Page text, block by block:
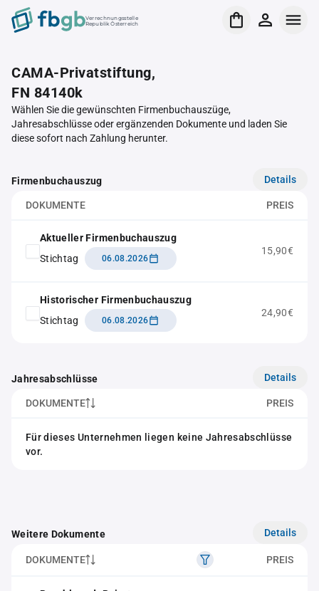
Verrechnungsstelle
Republik Österreich
CAMA-Privatstiftung,
FN 84140k
Wählen Sie die gewünschten Firmenbuchauszüge,
Jahresabschlüsse oder ergänzenden Dokumente und laden Sie
diese sofort nach Zahlung herunter.
Firmenbuchauszug Details
DOKUMENTE PREIS
Aktueller Firmenbuchauszug
Stichtag
06.08.2026
15,90€
Historischer Firmenbuchauszug
Stichtag
06.08.2026
24,90€
Jahresabschlüsse Details
DOKUMENTE PREIS
Für dieses Unternehmen liegen keine Jahresabschlüsse
vor.
Weitere Dokumente Details
DOKUMENTE PREIS